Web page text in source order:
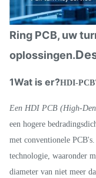
Ring PCB, uw
oplossingen.
1Wat is er?HDI-
Een HDI PCB (High-
een hogere
met conventionele
technologie, waaronder
diameter van niet meer